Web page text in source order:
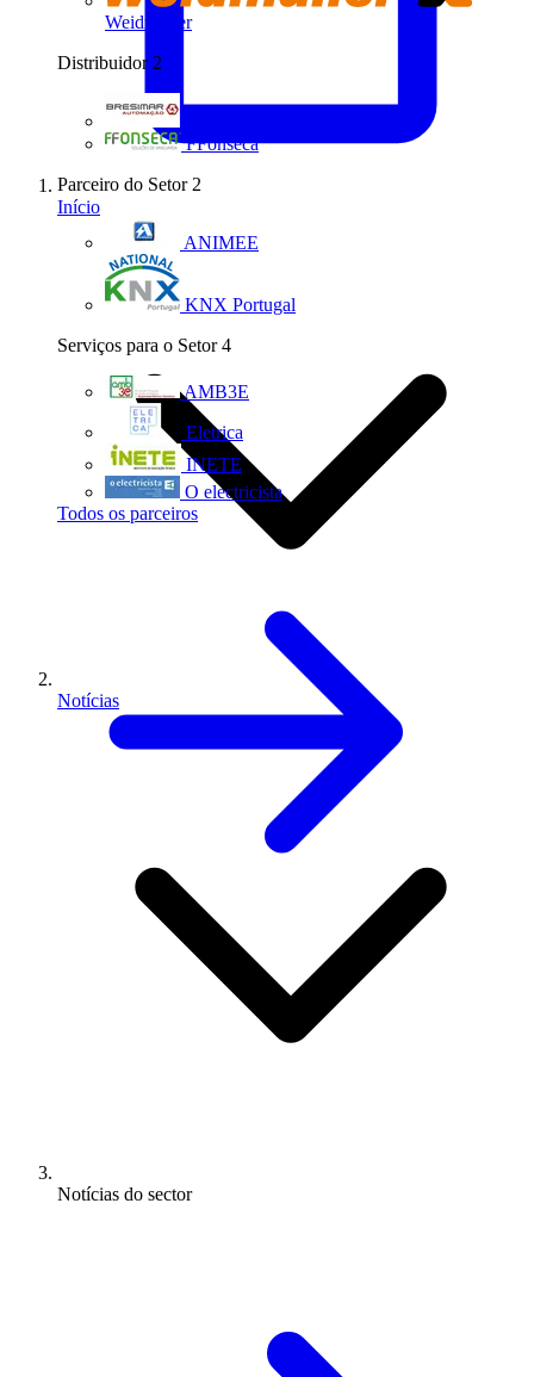
Weidmüller
Distribuidor 2
FFonseca
Parceiro do Setor 2
ANIMEE
KNX Portugal
Serviços para o Setor 4
AMB3E
Eletrica
INETE
O electricista
Todos os parceiros
Início
Notícias
Notícias do sector